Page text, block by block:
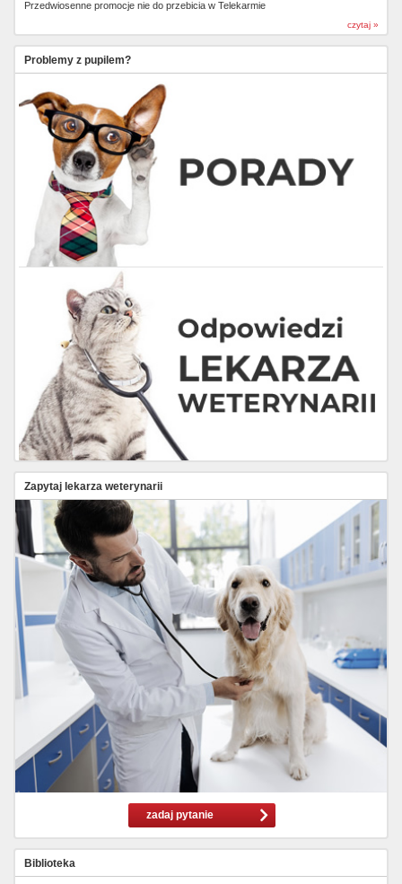
Przedwiosenne promocje nie do przebicia w Telekarmie
czytaj »
Problemy z pupilem?
Zapytaj lekarza weterynarii
zadaj pytanie
Biblioteka